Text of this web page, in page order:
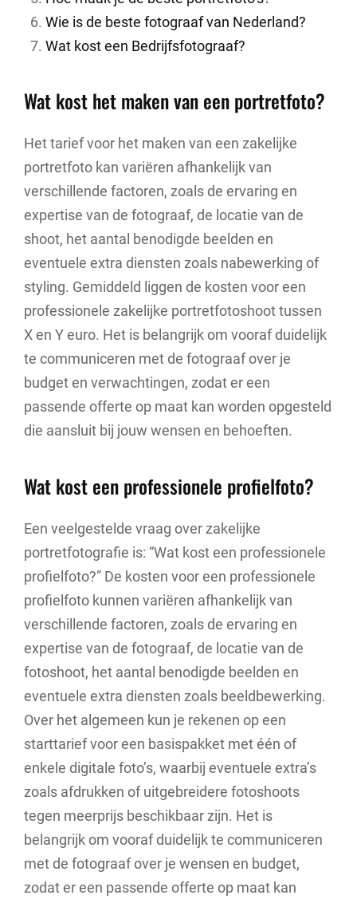
Wie is de beste fotograaf van Nederland?
Wat kost een Bedrijfsfotograaf?
Wat kost het maken van een portretfoto?
Het tarief voor het maken van een zakelijke
portretfoto kan variëren afhankelijk van
verschillende factoren, zoals de ervaring en
expertise van de fotograaf, de locatie van de
shoot, het aantal benodigde beelden en
eventuele extra diensten zoals nabewerking of
styling. Gemiddeld liggen de kosten voor een
professionele zakelijke portretfotoshoot tussen
X en Y euro. Het is belangrijk om vooraf duidelijk
te communiceren met de fotograaf over je
budget en verwachtingen, zodat er een
passende offerte op maat kan worden opgesteld
die aansluit bij jouw wensen en behoeften.
Wat kost een professionele profielfoto?
Een veelgestelde vraag over zakelijke
portretfotografie is: “Wat kost een professionele
profielfoto?” De kosten voor een professionele
profielfoto kunnen variëren afhankelijk van
verschillende factoren, zoals de ervaring en
expertise van de fotograaf, de locatie van de
fotoshoot, het aantal benodigde beelden en
eventuele extra diensten zoals beeldbewerking.
Over het algemeen kun je rekenen op een
starttarief voor een basispakket met één of
enkele digitale foto’s, waarbij eventuele extra’s
zoals afdrukken of uitgebreidere fotoshoots
tegen meerprijs beschikbaar zijn. Het is
belangrijk om vooraf duidelijk te communiceren
met de fotograaf over je wensen en budget,
zodat er een passende offerte op maat kan